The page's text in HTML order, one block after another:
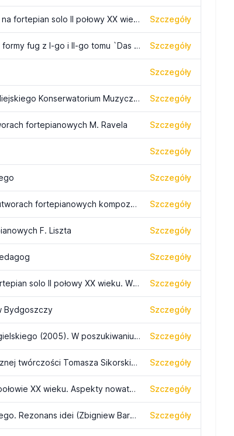
Indeterminacja i aleatoryzm w polskiej muzyce na fortepian solo II połowy XX wieku Szczegóły
Różnice w konstrukcji tematów i kształtowaniu formy fug z I-go i II-go tomu `Das Wohltemperierte Klavier` J.S. Bacha Szczegóły
Szczegóły
Bydgoskie Szkoły Muzyczne z wyłączeniem Miejskiego Konserwatorium Muzycznego Szczegóły
fortepianowych M. Ravela Szczegóły
Szczegóły
Szczegóły
Recepcja modelu formy sonaty w wybranych utworach fortepianowych kompozytorów polskich II połowy XX wieku Szczegóły
F. Liszta Szczegóły
Szczegóły
Organizacja faktury w polskich utworach na fortepian solo II połowy XX wieku. Wybrane aspekty Szczegóły
Bydgoszczy Szczegóły
&#8222;Brief an Milena&#8221; Zbigniewa Bargielskiego (2005). W poszukiwaniu archetypu formy muzycznej Szczegóły
Brzmienie jako znak w kontekście minimalistycznej twórczości Tomasza Sikorskiego Szczegóły
Polska twórczość na fortepian solo w drugiej połowie XX wieku. Aspekty nowatorskie, ujęcie chronologiczne Szczegóły
&#8222;Requiem&#8221; Zbigniewa Bargielskiego. Rezonans idei (Zbigniew Bargielski&#8217;s "Requiem": The resonance of ideas) Szczegóły